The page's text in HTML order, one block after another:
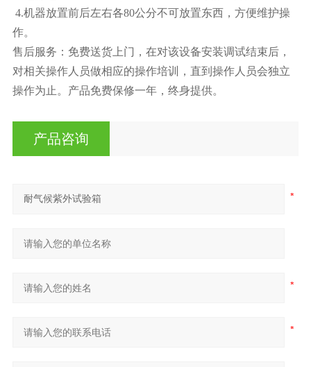
4.机器放置前后左右各80公分不可放置东西，方便维护操
作。
售后服务：免费送货上门，在对该设备安装调试结束后，
对相关操作人员做相应的操作培训，直到操作人员会独立
操作为止。产品免费保修一年，终身提供。
产品咨询